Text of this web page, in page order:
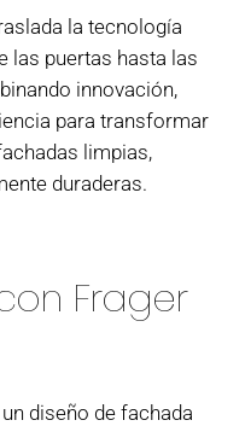
la tecnología
las puertas hasta las
innovación,
para transformar
limpias,
duraderas.
Frager
diseño de fachada